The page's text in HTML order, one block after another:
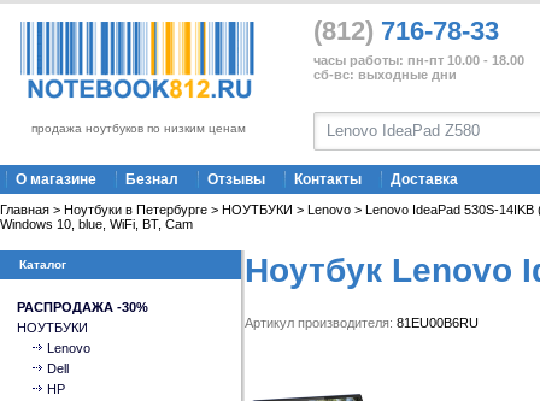
продажа ноутбуков по низким ценам
(812) 716-78-33
часы работы: пн-пт 10.00 - 18.00
сб-вс: выходные дни
О магазине Безнал Отзывы Контакты Доставка
Главная > Ноутбуки в Петербурге > НОУТБУКИ > Lenovo > Lenovo IdeaPad 530S-
Windows 10, blue, WiFi, BT, Cam
Каталог
РАСПРОДАЖА -30%
НОУТБУКИ
Lenovo
Dell
HP
Ноутбук Lenovo
Артикул производителя: 81EU00B6RU